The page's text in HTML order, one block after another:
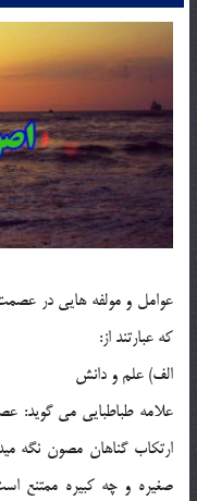
عوامل و مولفه هايي در
که عبارتند از:
الف) علم و دانش
علامه طباطبايي مي گوید:
ارتكاب گناهان مصون نگه
صغيره و چه كبيره ممتنع